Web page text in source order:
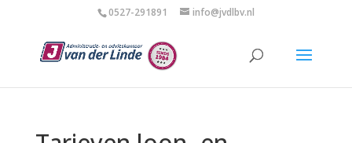
0527-291891 info@jvdlbv.nl